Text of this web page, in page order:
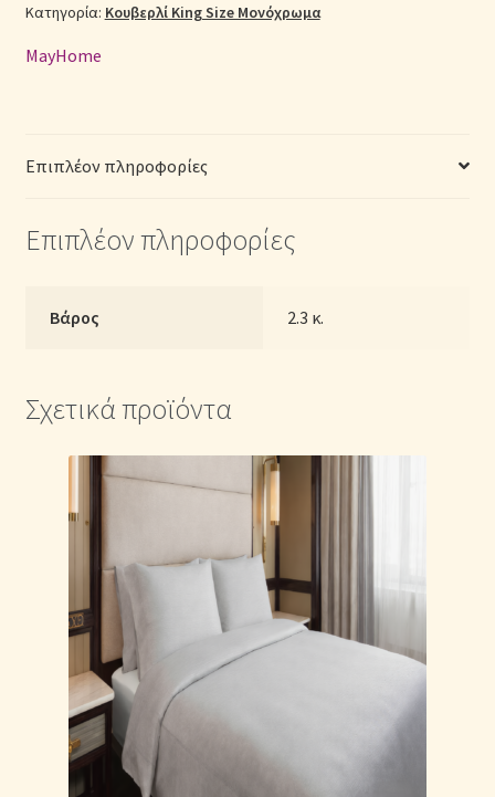
(Π:
x
2020879613
Εκρού
Κατηγορία: Κουβερλί King Size Μονόχρωμα
MayHome
Επιπλέον πληροφορίες
Επιπλέον πληροφορίες
Βάρος 2.3 κ.
Σχετικά προϊόντα